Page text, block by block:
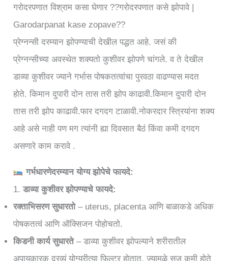
गरोदरपणात विश्राम कसा घेणार ??गरोदरपणात कसे झोपावे |
Garodarpanat kase zopave??
प्रेग्नन्सी दरम्यान झोपण्याची देखील पद्धत आहे. जसं की
प्रेग्नन्सीच्या अवस्थेत शक्यतो कुशीवर झोपणे चांगले. व ते देखील
डाव्या कुशीवर ज्याने गर्भास पोषकतत्वांचा पुरवठा वाढण्यास मदत
होते. किमान दुपारी दोन तास तरी झोप काढावी.किमान दुपारी दोन
तास तरी झोप काढावी.फार दगदग टाळावी.नोकरदार स्त्रियांना शक्य
आहे असे नाही पण मग त्यांनी ह्या दिवसात बैठं किंवा कमी दगदग
असणारे काम करावे .
गर्भधारणेदरम्यान योग्य झोपेचे फायदे:
1.डाव्या कुशीवर झोपण्याचे फायदे:
रक्ताभिसरण सुधारतो– uterus, placenta आणि बाळाकडे अधिक
पोषकतत्वं आणि ऑक्सिजन पोहोचतो.
किडनी कार्य सुधारते– डाव्या कुशीवर झोपल्याने शरीरातील
अपायकारक द्रव्यं योग्यरीत्या फिल्टर होतात, ज्यामुळे सूज कमी होते